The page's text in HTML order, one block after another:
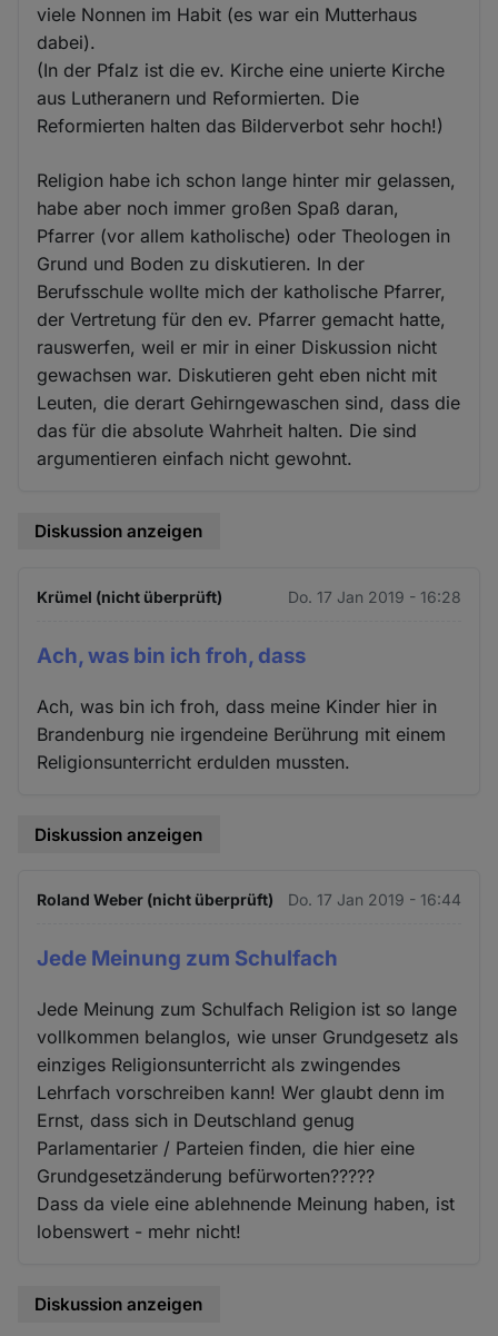
viele Nonnen im Habit (es war ein Mutterhaus
dabei).
(In der Pfalz ist die ev. Kirche eine unierte Kirche
aus Lutheranern und Reformierten. Die
Reformierten halten das Bilderverbot sehr hoch!)
Religion habe ich schon lange hinter mir gelassen,
habe aber noch immer großen Spaß daran,
Pfarrer (vor allem katholische) oder Theologen in
Grund und Boden zu diskutieren. In der
Berufsschule wollte mich der katholische Pfarrer,
der Vertretung für den ev. Pfarrer gemacht hatte,
rauswerfen, weil er mir in einer Diskussion nicht
gewachsen war. Diskutieren geht eben nicht mit
Leuten, die derart Gehirngewaschen sind, dass die
das für die absolute Wahrheit halten. Die sind
argumentieren einfach nicht gewohnt.
Diskussion anzeigen
Krümel (nicht überprüft) Do. 17 Jan 2019 - 16:28
Ach, was bin ich froh, dass
Ach, was bin ich froh, dass meine Kinder hier in
Brandenburg nie irgendeine Berührung mit einem
Religionsunterricht erdulden mussten.
Diskussion anzeigen
Roland Weber (nicht überprüft) Do. 17 Jan 2019 - 16:44
Jede Meinung zum Schulfach
Jede Meinung zum Schulfach Religion ist so lange
vollkommen belanglos, wie unser Grundgesetz als
einziges Religionsunterricht als zwingendes
Lehrfach vorschreiben kann! Wer glaubt denn im
Ernst, dass sich in Deutschland genug
Parlamentarier / Parteien finden, die hier eine
Grundgesetzänderung befürworten?????
Dass da viele eine ablehnende Meinung haben, ist
lobenswert - mehr nicht!
Diskussion anzeigen